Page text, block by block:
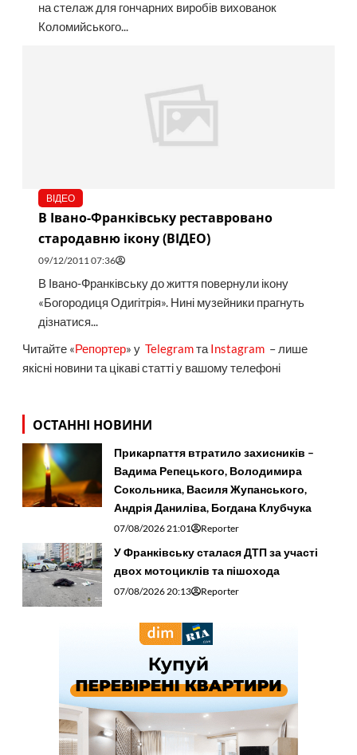
на стелаж для гончарних виробів вихованок
Коломийського...
ВІДЕО
В Івано-Франківську реставровано
стародавню ікону (ВІДЕО)
09/12/2011 07:36
В Івано-Франківську до життя повернули ікону
«Богородиця Одигітрія». Нині музейники прагнуть
дізнатися...
Читайте «Репортер» у Telegramта Instagram– лише
якісні новини та цікаві статті у вашому телефоні
ОСТАННІ НОВИНИ
Прикарпаття втратило захисників –
Вадима Репецького, Володимира
Сокольника, Василя Жупанського,
Андрія Даниліва, Богдана Клубчука
07/08/2026 21:01 Reporter
У Франківську сталася ДТП за участі
двох мотоциклів та пішохода
07/08/2026 20:13 Reporter